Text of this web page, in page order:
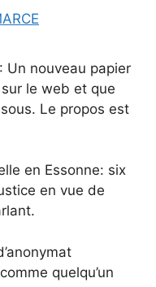
Un nouveau papier
le web et que
Le propos est
en Essonne: six
en vue de
quelqu’un